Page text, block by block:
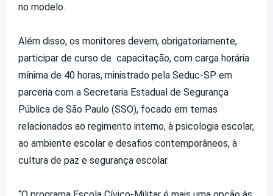
no modelo.
Além disso, os monitores devem, obrigatoriamente,
participar de curso de capacitação, com carga horária
mínima de 40 horas, ministrado pela Seduc-SP em
parceria com a Secretaria Estadual de Segurança
Pública de São Paulo (SSO), focado em temas
relacionados ao regimento interno, à psicologia escolar,
ao ambiente escolar e desafios contemporâneos, à
cultura de paz e segurança escolar.